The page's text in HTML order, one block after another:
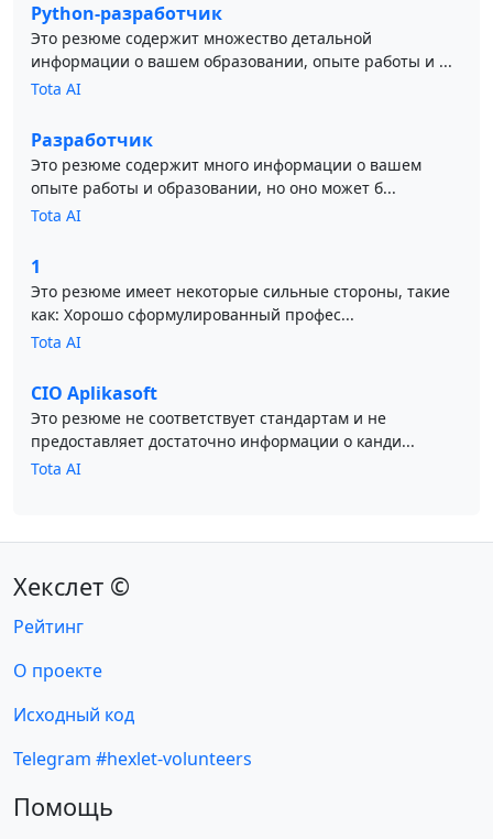
Python-разработчик
Это резюме содержит множество детальной
информации о вашем образовании, опыте работы и ...
Tota AI
Разработчик
Это резюме содержит много информации о вашем
опыте работы и образовании, но оно может б...
Tota AI
1
Это резюме имеет некоторые сильные стороны, такие
как: Хорошо сформулированный профес...
Tota AI
CIO Aplikasoft
Это резюме не соответствует стандартам и не
предоставляет достаточно информации о канди...
Tota AI
Хекслет ©
Рейтинг
О проекте
Исходный код
Telegram #hexlet-volunteers
Помощь